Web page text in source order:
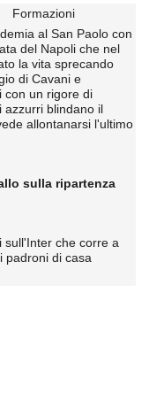
Formazioni
al San Paolo con
del Napoli che nel
la vita sprecando
di Cavani e
con un rigore di
azzurri blindano il
allontanarsi l'ultimo
sulla ripartenza
sull'Inter che corre a
padroni di casa